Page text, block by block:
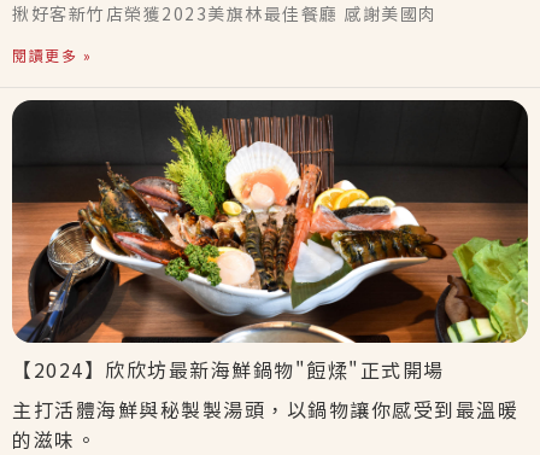
揪好客新竹店榮獲2023美旗林最佳餐廳 感謝美國肉
閱讀更多 »
【2024】欣欣坊最新海鮮鍋物"餖煣"正式開場
主打活體海鮮與秘製製湯頭，以鍋物讓你感受到最溫暖
的滋味。